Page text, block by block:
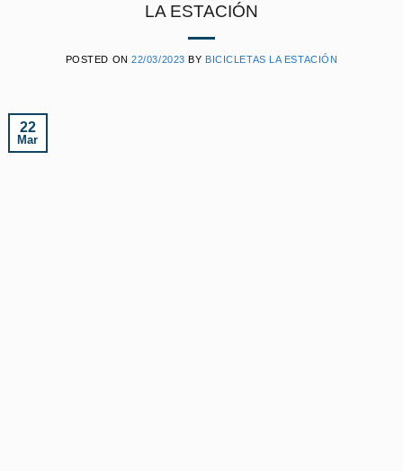
LA ESTACIÓN
POSTED ON22/03/2023 BY BICICLETAS LA ESTACIÓN
22
Mar